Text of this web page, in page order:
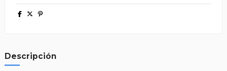
Descripción